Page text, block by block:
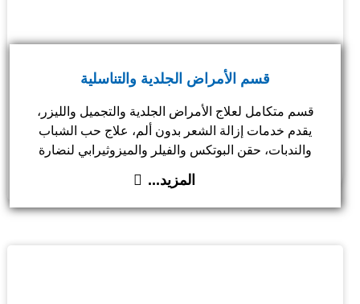
قسم الأمراض الجلدية والتناسلية
قسم متكامل لعلاج الأمراض الجلدية والتجميل والليزر،
يقدم خدمات إزالة الشعر بدون ألم، علاج حب الشباب
والندبات، حقن البوتكس والفيلر والميزوثيرابي لنضارة
(الناروباند) للصدفية والبهاق.
المزيد...